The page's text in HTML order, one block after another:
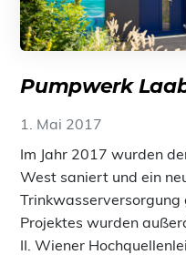
Pumpwerk
1. Mai 2017
Im Jahr 2017 wurden
West saniert und ein
Trinkwasserversorgung
Projektes wurden
II. Wiener